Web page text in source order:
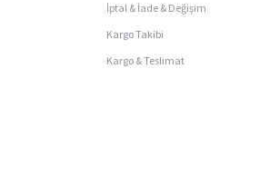
İptal & İade & Değişim
Kargo Takibi
Kargo & Teslimat